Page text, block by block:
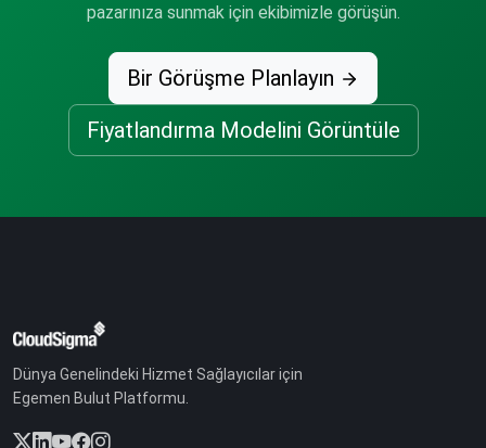
pazarınıza sunmak için ekibimizle görüşün.
Bir Görüşme Planlayın
Fiyatlandırma Modelini Görüntüle
Dünya Genelindeki Hizmet Sağlayıcılar için
Egemen Bulut Platformu.